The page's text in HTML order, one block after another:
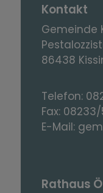
Kontakt
Gemeinde
86438
Telefon:
Fax: 08233/
E-Mail:
Rathaus